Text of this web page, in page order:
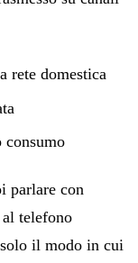
rete domestica
consumo
parlare con
telefono
il modo in cui